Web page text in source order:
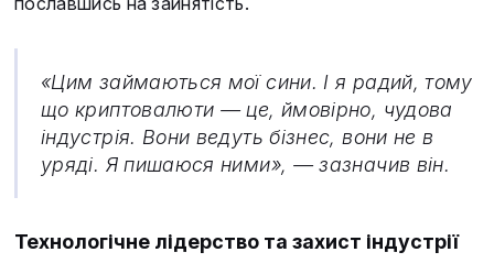
«Цим займаються мої сини. І я радий, тому
що криптовалюти — це, ймовірно, чудова
індустрія. Вони ведуть бізнес, вони не в
уряді. Я пишаюся ними», — зазначив він.
Технологічне лідерство та захист індустрії